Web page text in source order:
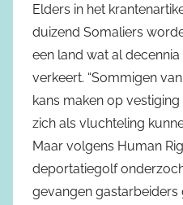
Elders in het
duizend Somaliers
een land wat al
verkeert. “Sommigen
kans maken op
zich als vluchteling
Maar volgens Human
deportatiegolf
gevangen gastarbeiders